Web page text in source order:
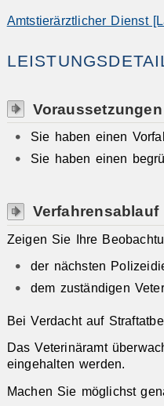
Amtstierärztlicher Dienst
Voraussetzungen
Sie haben einen
Sie haben einen
Verfahrensablauf
Zeigen Sie Ihre
der nächsten
dem zuständigen
Bei Verdacht auf
Das Veterinäramt
eingehalten werden.
Machen Sie möglichst